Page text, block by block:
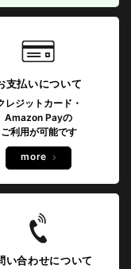
支払いについて
レジットカード・
Amazon Payの
ご利用が可能です
more
い合わせについて